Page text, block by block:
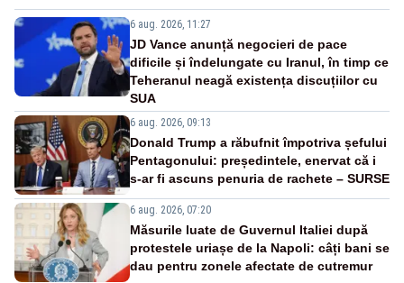
6 aug. 2026, 11:27
JD Vance anunță negocieri de pace
dificile și îndelungate cu Iranul, în timp ce
Teheranul neagă existența discuțiilor cu
SUA
6 aug. 2026, 09:13
Donald Trump a răbufnit împotriva șefului
Pentagonului: președintele, enervat că i
s-ar fi ascuns penuria de rachete – SURSE
6 aug. 2026, 07:20
Măsurile luate de Guvernul Italiei după
protestele uriașe de la Napoli: câți bani se
dau pentru zonele afectate de cutremur